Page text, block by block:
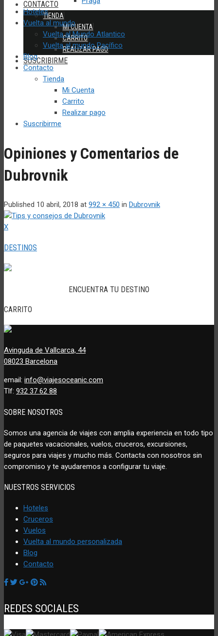
CONTACTO
TIENDA
MI CUENTA
CARRITO
REALIZAR PAGO
SUSCRIBIRME
Hoteles
Vuelta al mundo
Vuelta al Mundo Atlantico
Vuelta al mundo Pacífico
Blog
Contacto
Tienda
Mi Cuenta
Carrito
Realizar pago
Suscribirme
Opiniones y Comentarios de
Dubrovnik
Published 10 abril, 2018 at 992 × 450 in Dubrovnik
X
DESTINOS
ENCUENTRA TU DESTINO
CARRITO
Avinguda de Vallcarca, 44
08023 Barcelona
email: info@viajesoceanic.com
Tlf: 932 37 62 88
SOBRE NOSOTROS
Somos una agencia de viajes con amplia experiencia en todo tipo
de paquetes vacacionales, vuelos, cruceros, excursiones,
seguros para viajes y mucho más. Contacta con nosotros sin
compromiso y te ayudaremos a configurar tu viaje.
NUESTROS SERVICIOS
Hoteles
Cruceros
Vuelos
Vuelta al mundo personalizada
Blog
Contacto
REDES SOCIALES